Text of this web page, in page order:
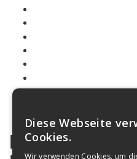
Möchten Sie
Diese Webseite
Cookies.
Wir verwenden Cookies, um